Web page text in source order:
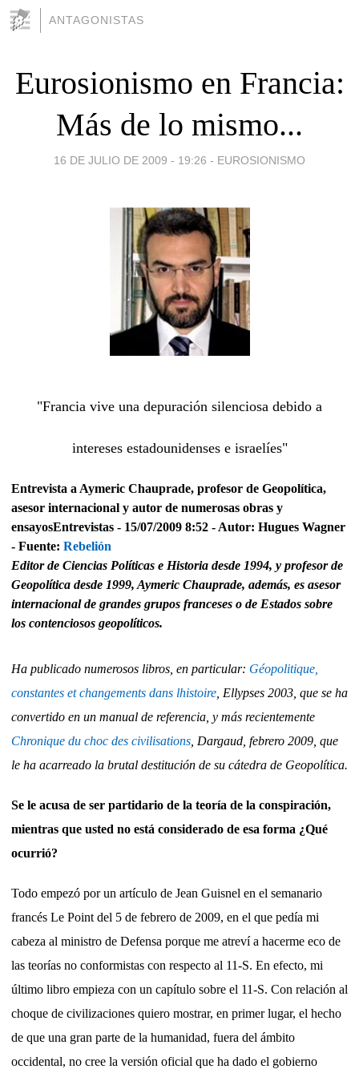
ANTAGONISTAS
Eurosionismo en Francia:
Más de lo mismo...
16 DE JULIO DE 2009 - 19:26 - EUROSIONISMO
"Francia vive una depuración silenciosa debido a
intereses estadounidenses e israelíes"
Entrevista a Aymeric Chauprade, profesor de Geopolítica,
asesor internacional y autor de numerosas obras y
ensayosEntrevistas - 15/07/2009 8:52 - Autor: Hugues Wagner
- Fuente: Rebelión
Editor de Ciencias Políticas e Historia desde 1994, y profesor de
Geopolítica desde 1999, Aymeric Chauprade, además, es asesor
internacional de grandes grupos franceses o de Estados sobre
los contenciosos geopolíticos.
Ha publicado numerosos libros, en particular: Géopolitique,
constantes et changements dans lhistoire , Ellypses 2003, que se ha
convertido en un manual de referencia, y más recientemente
Chronique du choc des civilisations , Dargaud, febrero 2009, que
le ha acarreado la brutal destitución de su cátedra de Geopolítica.
Se le acusa de ser partidario de la teoría de la conspiración,
mientras que usted no está considerado de esa forma ¿Qué
ocurrió?
Todo empezó por un artículo de Jean Guisnel en el semanario
francés Le Point del 5 de febrero de 2009, en el que pedía mi
cabeza al ministro de Defensa porque me atreví a hacerme eco de
las teorías no conformistas con respecto al 11-S. En efecto, mi
último libro empieza con un capítulo sobre el 11-S. Con relación al
choque de civilizaciones quiero mostrar, en primer lugar, el hecho
de que una gran parte de la humanidad, fuera del ámbito
occidental, no cree la versión oficial que ha dado el gobierno